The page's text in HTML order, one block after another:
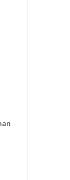
VER